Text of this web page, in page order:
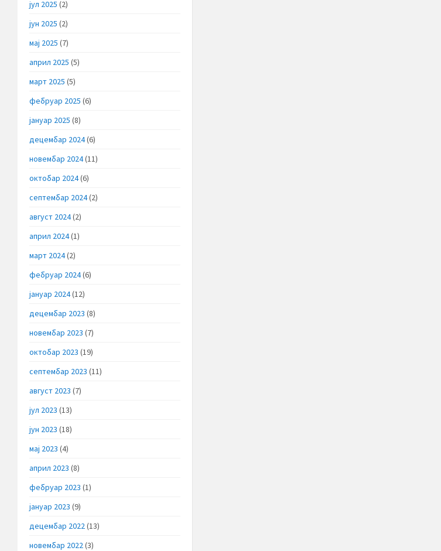
јул 2025 (2)
јун 2025 (2)
мај 2025 (7)
април 2025 (5)
март 2025 (5)
фебруар 2025 (6)
јануар 2025 (8)
децембар 2024(6)
новембар 2024(11)
октобар 2024(6)
септембар 2024(2)
август 2024(2)
април 2024(1)
март 2024(2)
фебруар 2024(6)
јануар 2024(12)
децембар 2023 (8)
новембар 2023 (7)
октобар 2023 (19)
септембар 2023 (11)
август 2023 (7)
јул 2023 (13)
јун 2023 (18)
мај 2023 (4)
април 2023 (8)
фебруар 2023 (1)
јануар 2023 (9)
децембар 2022(13)
новембар 2022(3)